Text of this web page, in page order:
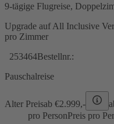
9-tägige Flugreise,
Upgrade auf All Inclusive
pro Zimmer
253464Bestellnr.:
Pauschalreise
Alter Preisab €2.999,-
pro PersonPreis pro